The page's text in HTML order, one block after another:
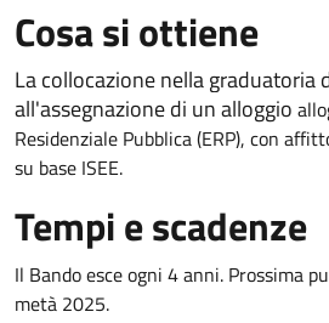
Cosa si ottiene
La collocazione nella graduatoria
all'assegnazione di un alloggio
Residenziale Pubblica (ERP), con
su base ISEE.
Tempi e scadenze
Il Bando esce ogni 4 anni. Prossima
metà 2025.